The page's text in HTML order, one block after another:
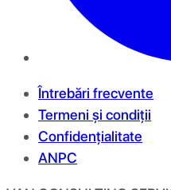
Întrebări frecvente
Termeni și condiții
Confidențialitate
ANPC